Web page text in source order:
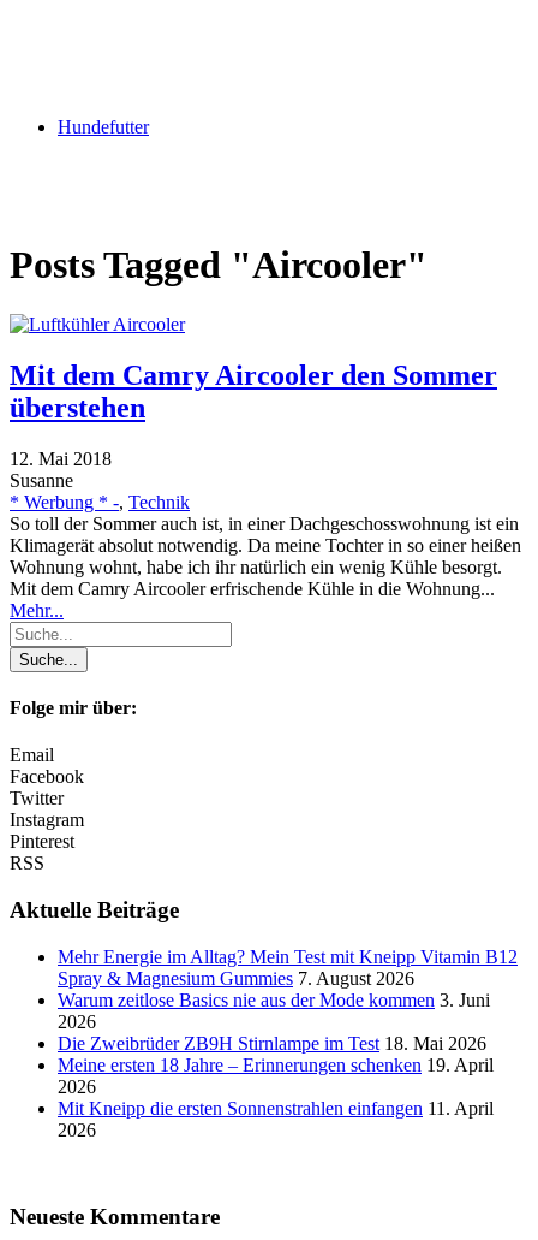
Hundefutter
Posts Tagged "Aircooler"
Mit dem Camry Aircooler den Sommer
überstehen
12. Mai 2018
Susanne
* Werbung * -, Technik
So toll der Sommer auch ist, in einer Dachgeschosswohnung ist ein
Klimagerät absolut notwendig. Da meine Tochter in so einer heißen
Wohnung wohnt, habe ich ihr natürlich ein wenig Kühle besorgt.
Mit dem Camry Aircooler erfrischende Kühle in die Wohnung...
Mehr...
Folge mir über:
Email
Facebook
Twitter
Instagram
Pinterest
RSS
Aktuelle Beiträge
Mehr Energie im Alltag? Mein Test mit Kneipp Vitamin B12
Spray & Magnesium Gummies 7. August 2026
Warum zeitlose Basics nie aus der Mode kommen 3. Juni
2026
Die Zweibrüder ZB9H Stirnlampe im Test 18. Mai 2026
Meine ersten 18 Jahre – Erinnerungen schenken 19. April
2026
Mit Kneipp die ersten Sonnenstrahlen einfangen 11. April
2026
Neueste Kommentare